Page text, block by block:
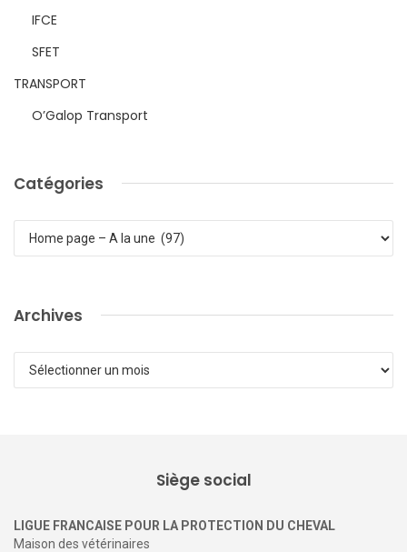
IFCE
SFET
TRANSPORT
O’Galop Transport
Catégories
Archives
Siège social
LIGUE FRANCAISE POUR LA PROTECTION DU CHEVAL
Maison des vétérinaires